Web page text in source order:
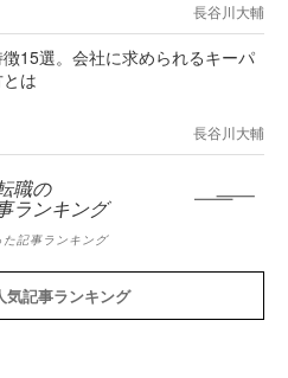
長谷川大輔
15選。会社に求められるキーパ
は
長谷川大輔
職の
ランキング
た記事ランキング
気記事ランキング